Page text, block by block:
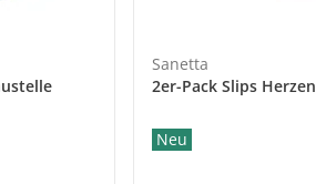
Sanetta
2er-Pack Slips Herzen
Neu